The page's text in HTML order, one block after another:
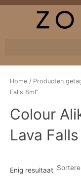
Home / Producten
Falls 8ml”
Colour
Lava
Enig resultaat